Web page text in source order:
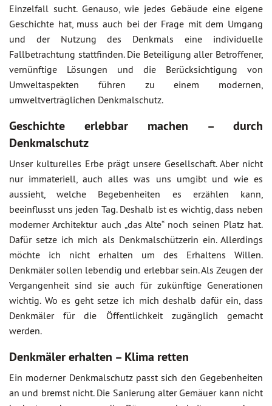
Einzelfall sucht. Genauso, wie jedes Gebäude eine eigene
Geschichte hat, muss auch bei der Frage mit dem Umgang
und der Nutzung des Denkmals eine individuelle
Fallbetrachtung stattfinden. Die Beteiligung aller Betroffener,
vernünftige Lösungen und die Berücksichtigung von
Umweltaspekten führen zu einem modernen,
umweltverträglichen Denkmalschutz.
Geschichte erlebbar machen – durch
Denkmalschutz
Unser kulturelles Erbe prägt unsere Gesellschaft. Aber nicht
nur immateriell, auch alles was uns umgibt und wie es
aussieht, welche Begebenheiten es erzählen kann,
beeinflusst uns jeden Tag. Deshalb ist es wichtig, dass neben
moderner Architektur auch „das Alte“ noch seinen Platz hat.
Dafür setze ich mich als Denkmalschützerin ein. Allerdings
möchte ich nicht erhalten um des Erhaltens Willen.
Denkmäler sollen lebendig und erlebbar sein. Als Zeugen der
Vergangenheit sind sie auch für zukünftige Generationen
wichtig. Wo es geht setze ich mich deshalb dafür ein, dass
Denkmäler für die Öffentlichkeit zugänglich gemacht
werden.
Denkmäler erhalten – Klima retten
Ein moderner Denkmalschutz passt sich den Gegebenheiten
an und bremst nicht. Die Sanierung alter Gemäuer kann nicht